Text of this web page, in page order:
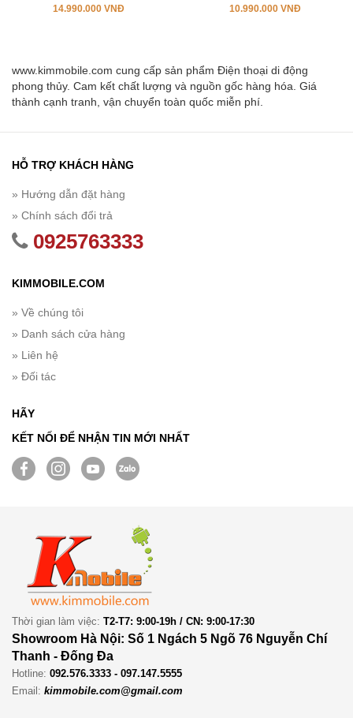
14.990.000 VNĐ 10.990.000 VNĐ
www.kimmobile.com cung cấp sản phẩm Điện thoại di động
phong thủy. Cam kết chất lượng và nguồn gốc hàng hóa. Giá
thành cạnh tranh, vận chuyển toàn quốc miễn phí.
HỖ TRỢ KHÁCH HÀNG
» Hướng dẫn đặt hàng
» Chính sách đổi trả
0925763333
KIMMOBILE.COM
» Về chúng tôi
» Danh sách cửa hàng
» Liên hệ
» Đối tác
HÃY
KẾT NỐI ĐỂ NHẬN TIN MỚI NHẤT
Thời gian làm việc: T2-T7: 9:00-19h / CN: 9:00-17:30
Showroom Hà Nội: Số 1 Ngách 5 Ngõ 76 Nguyễn Chí
Thanh - Đống Đa
Hotline: 092.576.3333 - 097.147.5555
Email: kimmobile.com@gmail.com